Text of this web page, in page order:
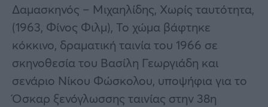
Δαμασκηνός – Μιχαηλίδης, Χωρίς ταυτότητα,
(1963, Φίνος Φιλμ), Το χώμα βάφτηκε
κόκκινο, δραματική ταινία του 1966 σε
σκηνοθεσία του Βασίλη Γεωργιάδη και
σενάριο Νίκου Φώσκολου, υποψήφια για το
Όσκαρ ξενόγλωσσης ταινίας στην 38η